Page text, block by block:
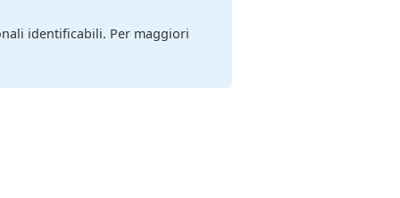
identificabili. Per maggiori